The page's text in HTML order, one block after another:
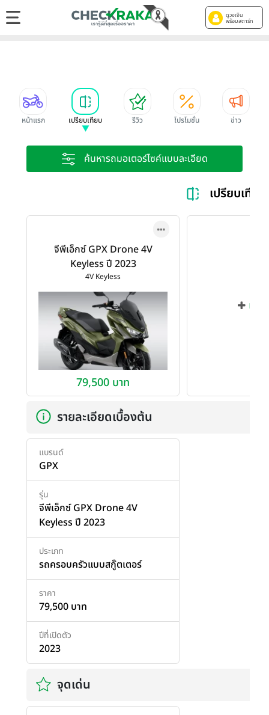
ดูวงเงิน
พร้อมสตาร์ท
หน้าแรก เปรียบเทียบ รีวิว โปรโมชั่น ข่าว
ค้นหารถมอเตอร์ไซค์แบบละเอียด
เปรียบเทีย
จีพีเอ็กซ์ GPX Drone 4V
Keyless ปี 2023
4V Keyless
79,500 บาท
เพิ่
รายละเอียดเบื้องต้น
แบรนด์
GPX
รุ่น
จีพีเอ็กซ์ GPX Drone 4V
Keyless ปี 2023
ประเภท
รถครอบครัวแบบสกู๊ตเตอร์
ราคา
79,500 บาท
ปีที่เปิดตัว
2023
จุดเด่น